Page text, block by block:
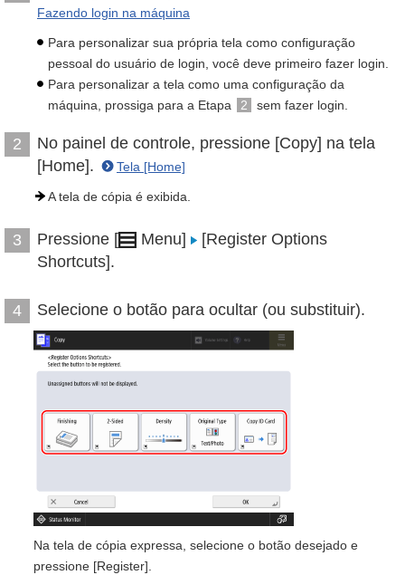
Fazendo login na máquina
Para personalizar sua própria tela como configuração
pessoal do usuário de login, você deve primeiro fazer login.
Para personalizar a tela como uma configuração da
máquina, prossiga para a Etapa
2 sem fazer login.
2
No painel de controle, pressione [Copy] na tela
[Home].
Tela [Home]
A tela de cópia é exibida.
3 Pressione [ Menu]
[Register Options
Shortcuts].
4 Selecione o botão para ocultar (ou substituir).
Na tela de cópia expressa, selecione o botão desejado e
pressione [Register].